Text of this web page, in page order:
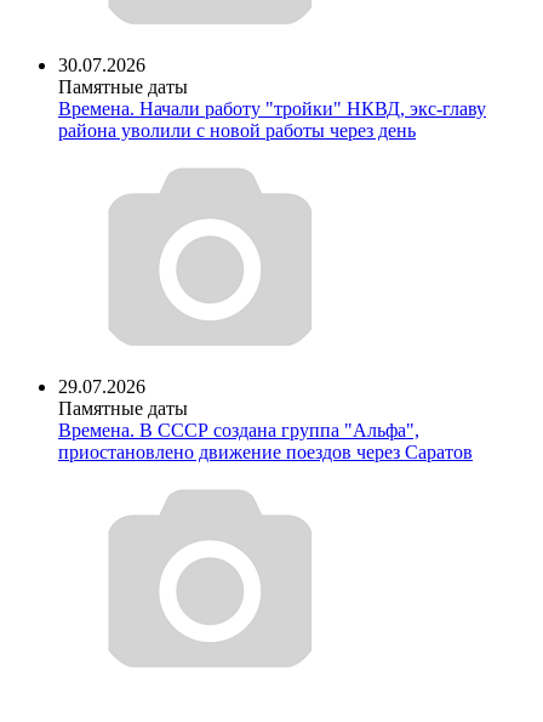
30.07.2026
Памятные даты
Времена. Начали работу "тройки" НКВД, экс-главу
района уволили с новой работы через день
29.07.2026
Памятные даты
Времена. В СССР создана группа "Альфа",
приостановлено движение поездов через Саратов